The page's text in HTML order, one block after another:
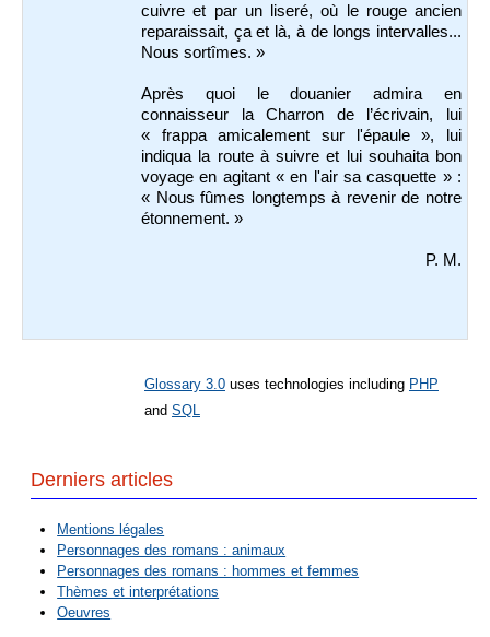
cuivre et par un liseré, où le rouge ancien
reparaissait, ça et là, à de longs intervalles...
Nous sortîmes. »
Après quoi le douanier admira en
connaisseur la Charron de l’écrivain, lui
« frappa amicalement sur l'épaule », lui
indiqua la route à suivre et lui souhaita bon
voyage en agitant « en l'air sa casquette » :
« Nous fûmes longtemps à revenir de notre
étonnement. »
P. M.
Glossary 3.0 uses technologies including PHP
and SQL
Derniers articles
Mentions légales
Personnages des romans : animaux
Personnages des romans : hommes et femmes
Thèmes et interprétations
Oeuvres